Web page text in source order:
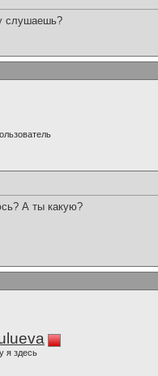
слушаешь?
А ты какую?
я здесь